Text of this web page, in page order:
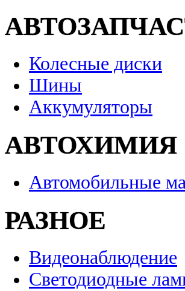
Колесные диски
Шины
Аккумуляторы
АВТОХИМИЯ
Автомобильные
РАЗНОЕ
Видеонаблюдение
Светодиодные